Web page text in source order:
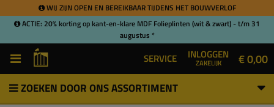
WIJ ZIJN OPEN EN BEREIKBAAR TIJDENS HET BOUWVERLOF
ACTIE: 20% korting op kant-en-klare MDF Folieplinten (wit & zwart) - t/m 31
augustus *
SERVICE INLOGGEN
ZAKELIJK € 0,00
ZOEKEN DOOR ONS ASSORTIMENT